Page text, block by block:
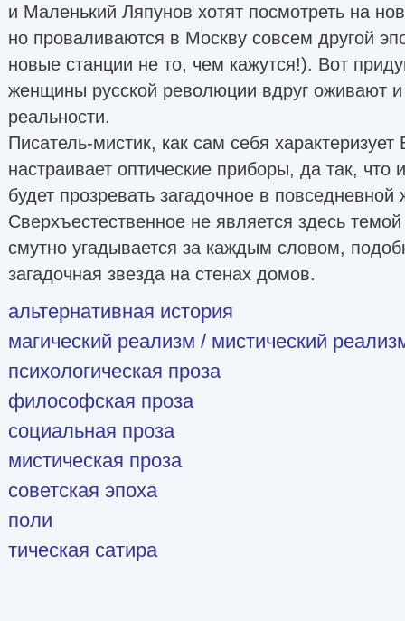
и Маленький Ляпунов хотят посмотреть на
но проваливаются в Москву совсем другой
новые станции не то, чем кажутся!). Вот
женщины русской революции вдруг оживают и
реальности.
Писатель-мистик, как сам себя характеризует
настраивает оптические приборы, да так, что
будет прозревать загадочное в повседневной
Сверхъестественное не является здесь
смутно угадывается за каждым словом,
загадочная звезда на стенах домов.
альтернативная история
магический реализм / мистический
психологическая проза
философская проза
социальная проза
мистическая проза
советская эпоха
поли
тическая сатира